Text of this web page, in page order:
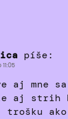
píše:
aj mne
aj strih
trošku